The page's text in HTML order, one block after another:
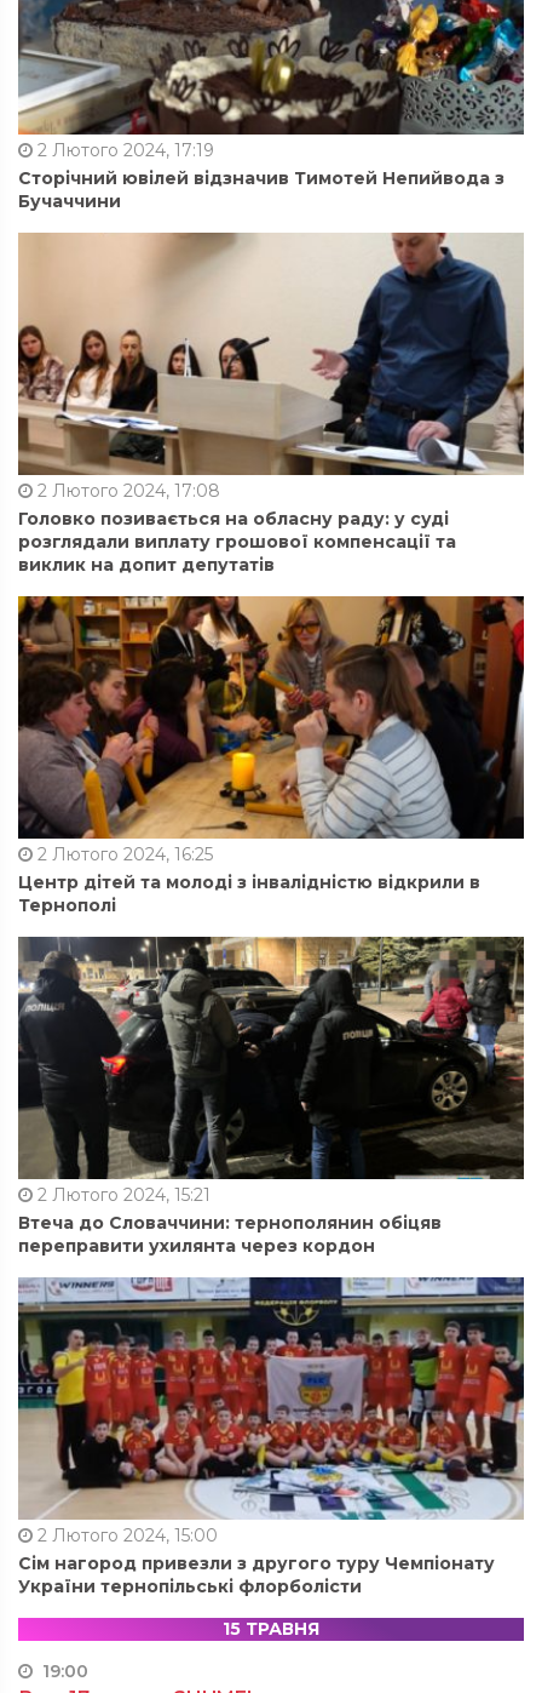
2 Лютого 2024, 17:19
Сторічний ювілей відзначив Тимотей Непийвода з
Бучаччини
2 Лютого 2024, 17:08
Головко позивається на обласну раду: у суді
розглядали виплату грошової компенсації та
виклик на допит депутатів
2 Лютого 2024, 16:25
Центр дітей та молоді з інвалідністю відкрили в
Тернополі
2 Лютого 2024, 15:21
Втеча до Словаччини: тернополянин обіцяв
переправити ухилянта через кордон
2 Лютого 2024, 15:00
Сім нагород привезли з другого туру Чемпіонату
України тернопільські флорболісти
15 ТРАВНЯ
19:00